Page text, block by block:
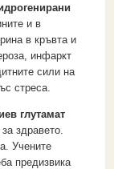
и в
в кръвта и
инфаркт
сили на
стреса.
глутамат
здравето.
Учените
предизвика